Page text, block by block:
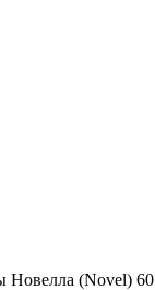
Новелла (Novel) 60